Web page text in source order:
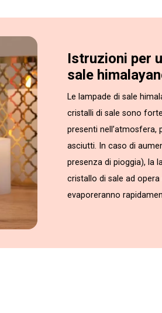
Istruzioni per
sale
Le lampade di sale
cristalli di sale sono
presenti nell’atmosfera,
asciutti. In caso di
presenza di pioggia), la
cristallo di sale ad
evaporeranno